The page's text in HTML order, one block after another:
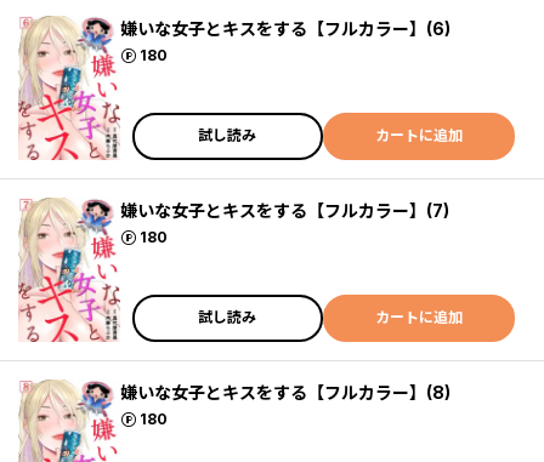
嫌いな女子とキスをする【フルカラー】(6)
180
ポイント
試し読み カートに追加
嫌いな女子とキスをする【フルカラー】(7)
180
ポイント
試し読み カートに追加
嫌いな女子とキスをする【フルカラー】(8)
180
ポイント